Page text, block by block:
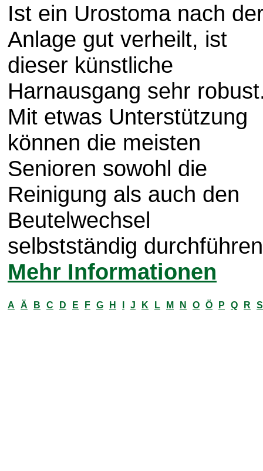
Ist ein Urostoma nach
Anlage gut verheilt, ist
dieser künstliche
Harnausgang sehr
Mit etwas Unterstützung
können die meisten
Senioren sowohl die
Reinigung als auch den
Beutelwechsel
selbstständig
Mehr Informationen
A Ä B C D E F G H J K L M N O Ö P Q R S